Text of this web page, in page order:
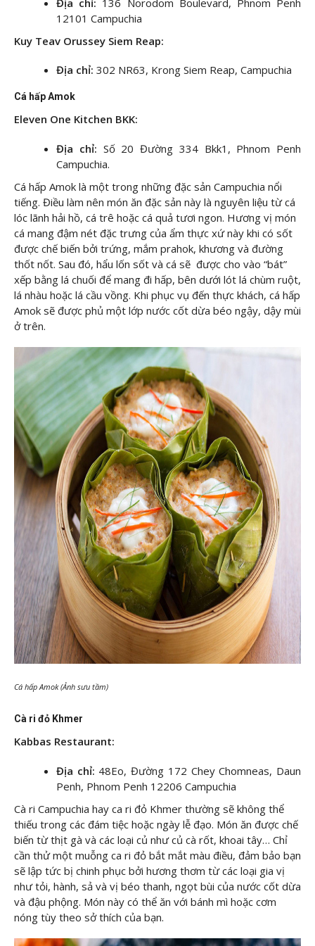
12101 Campuchia
Kuy Teav Orussey Siem Reap:
Địa chỉ: 302 NR63, Krong Siem Reap, Campuchia
Cá hấp Amok
Eleven One Kitchen BKK:
Địa chỉ: Số 20 Đường 334 Bkk1, Phnom Penh
Campuchia.
Cá hấp Amok là một trong những đặc sản Campuchia nổi
tiếng. Điều làm nên món ăn đặc sản này là nguyên liệu từ cá
lóc lãnh hải hồ, cá trê hoặc cá quả tươi ngon. Hương vị món
cá mang đậm nét đặc trưng của ẩm thực xứ này khi có sốt
được chế biến bởi trứng, mắm prahok, khương và đường
thốt nốt. Sau đó, hẩu lốn sốt và cá sẽ được cho vào “bát”
xếp bằng lá chuối để mang đi hấp, bên dưới lót lá chùm ruột,
lá nhàu hoặc lá cầu vồng. Khi phục vụ đến thực khách, cá hấp
Amok sẽ được phủ một lớp nước cốt dừa béo ngậy, dậy mùi
ở trên.
Cá hấp Amok (Ảnh sưu tầm)
Cà ri đỏ Khmer
Kabbas Restaurant:
Địa chỉ: 48Eo, Đường 172 Chey Chomneas, Daun
Penh, Phnom Penh 12206 Campuchia
Cà ri Campuchia hay ca ri đỏ Khmer thường sẽ không thể
thiếu trong các đám tiệc hoặc ngày lễ đạo. Món ăn được chế
biến từ thịt gà và các loại củ như củ cà rốt, khoai tây… Chỉ
cần thử một muỗng ca ri đỏ bắt mắt màu điều, đảm bảo bạn
sẽ lập tức bị chinh phục bởi hương thơm từ các loại gia vị
như tỏi, hành, sả và vị béo thanh, ngọt bùi của nước cốt dừa
và đậu phộng. Món này có thể ăn với bánh mì hoặc cơm
nóng tùy theo sở thích của bạn.